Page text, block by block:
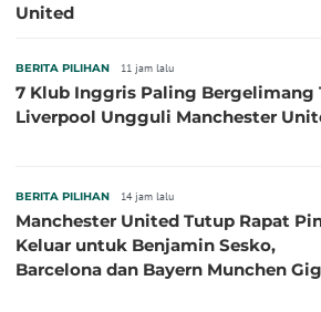
United
BERITA PILIHAN 11 jam lalu
7 Klub Inggris Paling Bergelimang
Liverpool Ungguli Manchester
BERITA PILIHAN 14 jam lalu
Manchester United Tutup Rapat
Keluar untuk Benjamin Sesko,
Barcelona dan Bayern Munchen